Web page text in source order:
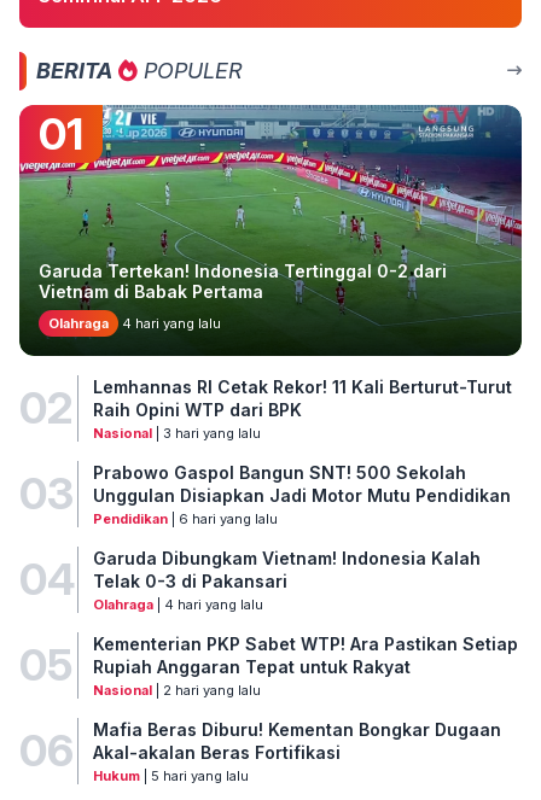
BERITA POPULER
01
Garuda Tertekan! Indonesia Tertinggal 0-2 dari
Vietnam di Babak Pertama
Olahraga 4 hari yang lalu
02
Lemhannas RI Cetak Rekor! 11 Kali Berturut-Turut
Raih Opini WTP dari BPK
Nasional| 3 hari yang lalu
03
Prabowo Gaspol Bangun SNT! 500 Sekolah
Unggulan Disiapkan Jadi Motor Mutu Pendidikan
Pendidikan| 6 hari yang lalu
04
Garuda Dibungkam Vietnam! Indonesia Kalah
Telak 0-3 di Pakansari
Olahraga| 4 hari yang lalu
05
Kementerian PKP Sabet WTP! Ara Pastikan Setiap
Rupiah Anggaran Tepat untuk Rakyat
Nasional| 2 hari yang lalu
06
Mafia Beras Diburu! Kementan Bongkar Dugaan
Akal-akalan Beras Fortifikasi
Hukum| 5 hari yang lalu